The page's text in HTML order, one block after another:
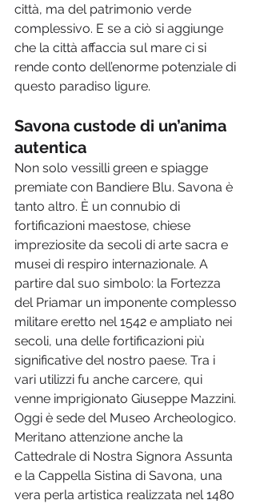
città, ma del patrimonio verde
complessivo. E se a ciò si aggiunge
che la città affaccia sul mare ci si
rende conto dell’enorme potenziale di
questo paradiso ligure.
Savona custode di un’anima
autentica
Non solo vessilli green e spiagge
premiate con Bandiere Blu. Savona è
tanto altro. È un connubio di
fortificazioni maestose, chiese
impreziosite da secoli di arte sacra e
musei di respiro internazionale. A
partire dal suo simbolo: la Fortezza
del Priamar un imponente complesso
militare eretto nel 1542 e ampliato nei
secoli, una delle fortificazioni più
significative del nostro paese. Tra i
vari utilizzi fu anche carcere, qui
venne imprigionato Giuseppe Mazzini.
Oggi è sede del Museo Archeologico.
Meritano attenzione anche la
Cattedrale di Nostra Signora Assunta
e la Cappella Sistina di Savona, una
vera perla artistica realizzata nel 1480